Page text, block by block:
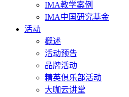
IMA教学案例
IMA中国研究基金
活动
概述
活动预告
品牌活动
精英俱乐部活动
大咖云讲堂